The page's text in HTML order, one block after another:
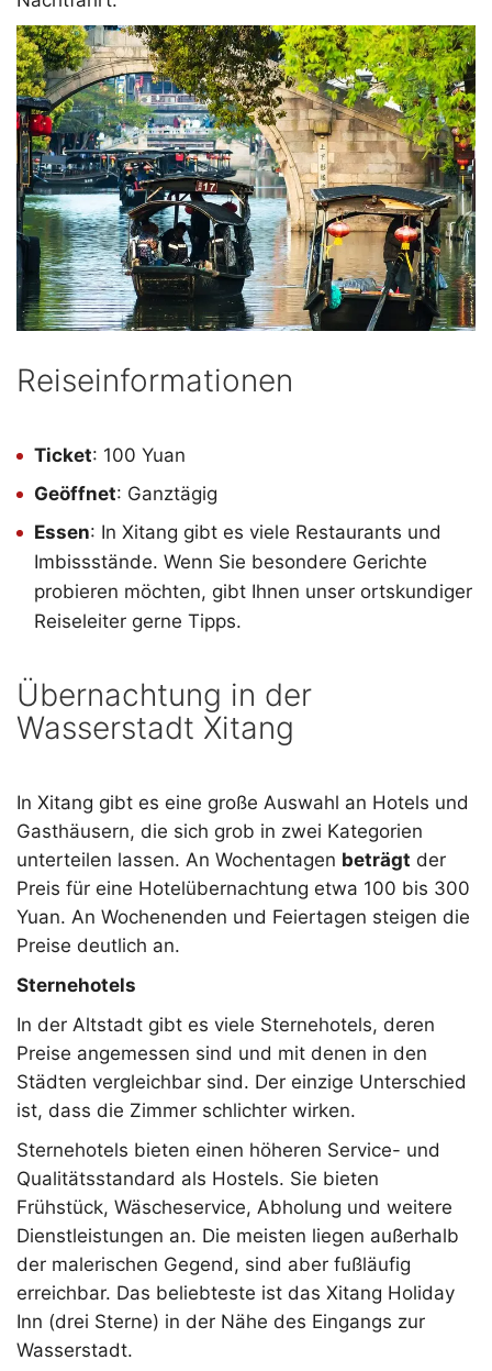
Reiseinformationen
Ticket: 100 Yuan
Geöffnet: Ganztägig
Essen: In Xitang gibt es viele Restaurants und
Imbissstände. Wenn Sie besondere Gerichte
probieren möchten, gibt Ihnen unser ortskundiger
Reiseleiter gerne Tipps.
Übernachtung in der
Wasserstadt Xitang
In Xitang gibt es eine große Auswahl an Hotels und
Gasthäusern, die sich grob in zwei Kategorien
unterteilen lassen. An Wochentagen beträgt der
Preis für eine Hotelübernachtung etwa 100 bis 300
Yuan. An Wochenenden und Feiertagen steigen die
Preise deutlich an.
Sternehotels
In der Altstadt gibt es viele Sternehotels, deren
Preise angemessen sind und mit denen in den
Städten vergleichbar sind. Der einzige Unterschied
ist, dass die Zimmer schlichter wirken.
Sternehotels bieten einen höheren Service- und
Qualitätsstandard als Hostels. Sie bieten
Frühstück, Wäscheservice, Abholung und weitere
Dienstleistungen an. Die meisten liegen außerhalb
der malerischen Gegend, sind aber fußläufig
erreichbar. Das beliebteste ist das Xitang Holiday
Inn (drei Sterne) in der Nähe des Eingangs zur
Wasserstadt.